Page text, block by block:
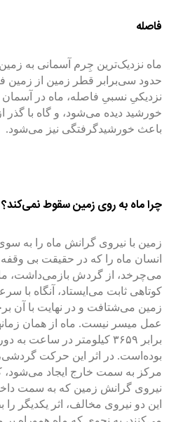
فاصله
ماه نزدیک‌ترین جِرم آسمانی به
حدود سی‌برابر قطر زمین از زمین
نزدیکیِ نسبیِ فاصله، ماه در آسمان
خورشید دیده می‌شود، و گاه با گذر
باعث خورشیدگرفتگی نیز می‌شود.
چرا ماه به روی زمین سقوط نمی‌کند؟
زمین با نیروی گرانش ماه را به
انسان ماه را که در حقیقت بی وقفه
می‌چرخد، از گردش بازمی‌داشت،
کوتاهی ثابت می‌ایستاد، آنگاه با
زمین می‌شتافت و در نهایت با آن
عمل میسر نیست. ماه از همان
برابر ۳۶۵۹ کیلومتر در
بوده‌است. در اثر این حرکت گردشی،
مرکز به سمت خارج ایجاد می‌شود،
نیروی گرانش زمین که به سمت
این دو نیروی مخالف، اثر یکدیگر